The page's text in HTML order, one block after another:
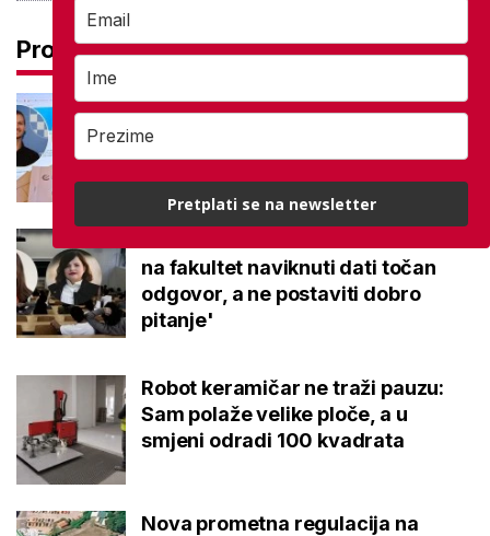
Pročitaj još
Na maturi ostvarili 100 posto iz
potpuno različitih predmeta: Stižu
iz iste škole, a evo gdje nastavljaju
na fakultet naviknuti dati točan
odgovor, a ne postaviti dobro
pitanje'
Robot keramičar ne traži pauzu:
Sam polaže velike ploče, a u
smjeni odradi 100 kvadrata
Nova prometna regulacija na
Pretplati se na newsletter